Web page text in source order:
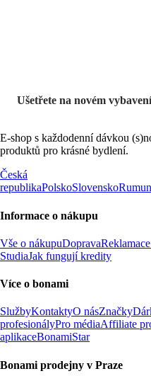
Ušetřete na novém
E-shop s každodenní dávkou
produktů pro krásné bydlení.
Česká
republikaPolskoSlovensko
Informace o nákupu
Vše o nákupuDoprava
StudiaJak fungují kredity
Více o bonami
SlužbyKontaktyO násZnačky
profesionályPro médiaAffiliate
aplikaceBonamiStar
Bonami prodejny v Praze